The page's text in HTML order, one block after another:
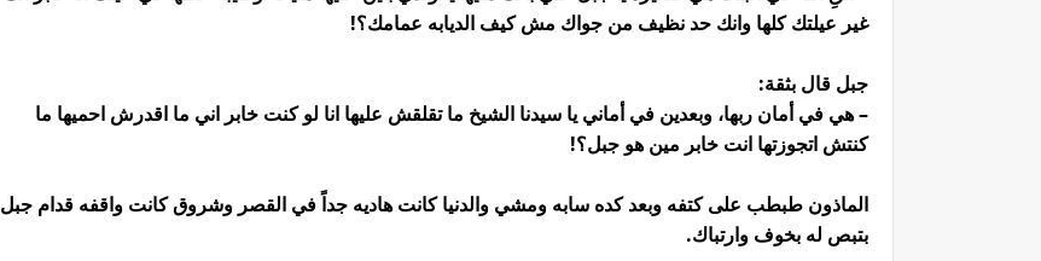
غير عيلتك كلها وانك حد نظيف من جواك مش كيف الديابه عمامك؟!
جبل قال بثقة:
– هي في أمان ربها، وبعدين في أماني يا سيدنا الشيخ ما تقلقش عليها انا لو كنت خابر اني ما اقدرش احميها ما
كنتش اتجوزتها انت خابر مين هو جبل؟!
الماذون طبطب على كتفه وبعد كده سابه ومشي والدنيا كانت هاديه جداً في القصر وشروق كانت واقفه قدام جبل
بتبص له بخوف وارتباك.